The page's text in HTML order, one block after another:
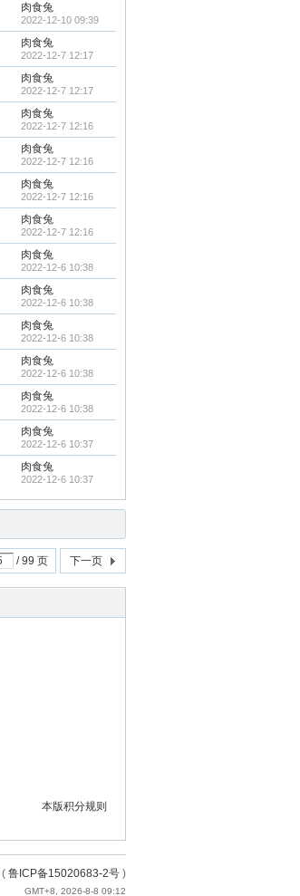
肉食兔
2022-12-10 09:39
肉食兔
2022-12-7 12:17
肉食兔
2022-12-7 12:17
肉食兔
2022-12-7 12:16
肉食兔
2022-12-7 12:16
肉食兔
2022-12-7 12:16
肉食兔
2022-12-7 12:16
肉食兔
2022-12-6 10:38
肉食兔
2022-12-6 10:38
肉食兔
2022-12-6 10:38
肉食兔
2022-12-6 10:38
肉食兔
2022-12-6 10:38
肉食兔
2022-12-6 10:37
肉食兔
2022-12-6 10:37
/ 99 页 下一页
本版积分规则
( 鲁ICP备15020683-2号 )
GMT+8, 2026-8-8 09:12